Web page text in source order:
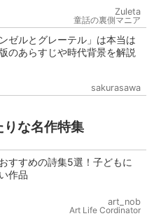
Zuleta
童話の裏側マニア
ゼルとグレーテル」は本当は
のあらすじや時代背景を解説
sakurasawa
な名作特集
すすめの詩集5選！子どもに
作品
art_nob
Art Life Cordinator